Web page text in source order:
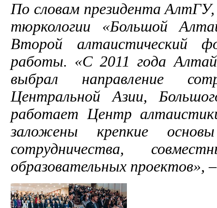
По словам президента
тюркологии «Большой
Второй алтаистический
работы. «С 2011 года
выбрал направление
Центральной Азии,
работает Центр
заложены крепкие
сотрудничества,
образовательных